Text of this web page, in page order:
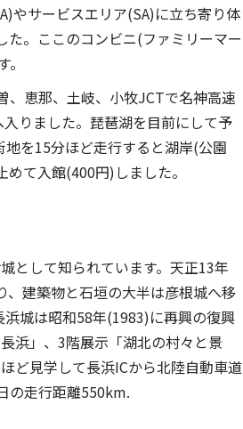
やサービスエリア(SA)に立ち寄り体
た。ここのコンビニ(ファミリーマー
、恵那、土岐、小牧JCTで名神高速
りました。琵琶湖を目前にして予
を15分ほど走行すると湖岸(公園
て入館(400円)しました。
として知られています。天正13年
建築物と石垣の大半は彦根城へ移
城は昭和58年(1983)に再興の復興
浜」、3階展示「湖北の村々と景
ど見学して長浜ICから北陸自動車道
の走行距離550km.